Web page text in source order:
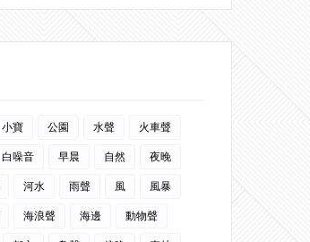
小寶 公園 水聲
火車聲
白噪音 早晨 自然
夜晚
河水 雨聲 風
風暴
海浪聲 海邊
動物聲